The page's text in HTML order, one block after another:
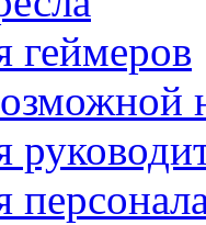
геймеров